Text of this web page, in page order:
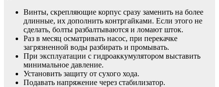
Винты, скрепляющие корпус сразу заменить на более
длинные, их дополнить контргайками. Если этого не
сделать, болты разбалтываются и ломают шток.
Раз в месяц осматривать насос, при перекачке
загрязненной воды разбирать и промывать.
При эксплуатации с гидроаккумулятором выставить
минимальное давление.
Установить защиту от сухого хода.
Подавать напряжение через стабилизатор.